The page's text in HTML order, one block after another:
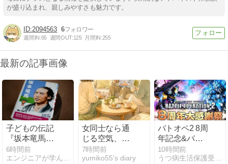
が盛り込まれ、親しみやすさも魅力です。
2094563 6
週間IN:65 週間OUT:125 月間IN:255
最新の記事画像
子どもの伝記
『坂本竜馬』
を読んで。
6時間前
女同士なら通
じる空気、主
人には通じな
い――気づい
7時間前
yumiko55’s diary
バトオペ2 8周
年記念&バト
オペの日で無
料10連ガチャ
10時間前